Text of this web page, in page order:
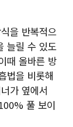
수를 측
에서의 활
수 있습니
원
젯을 추가
(걸음 수)
을 반복적으
늘릴 수 있도
때 올바른 방
법을 비롯해
가 옆에서
풀 보이